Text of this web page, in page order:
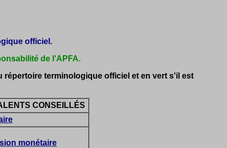
officiel.
de l'APFA.
terminologique officiel et en vert s'il est
CONSEILLÉS
monétaire